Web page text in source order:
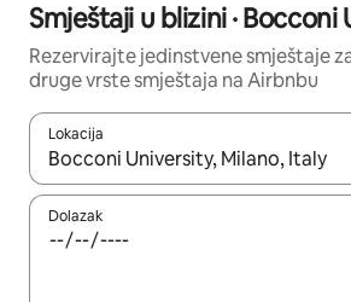
Smještaji u blizini · Bocconi
Rezervirajte jedinstvene smještaje
druge vrste smještaja na Airbnbu
Lokacija
Kada budu dostupni rezultati, moći
Dolazak